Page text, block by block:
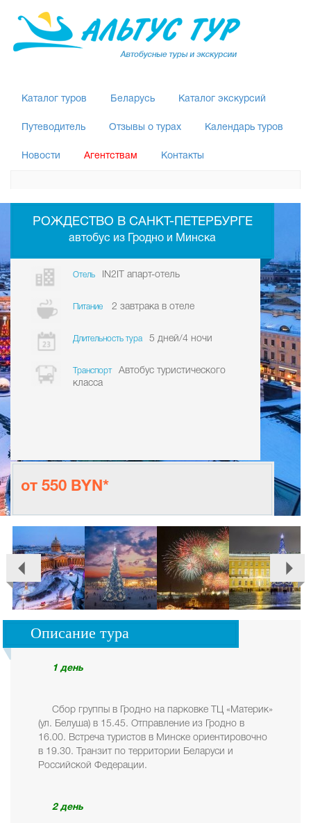
Каталог туров Беларусь Каталог экскурсий
Путеводитель Отзывы о турах Календарь туров
Новости Агентствам Контакты
РОЖДЕСТВО В САНКТ-ПЕТЕРБУРГЕ
автобус из Гродно и Минска
Отель IN2IT апарт-отель
Питание 2 завтрака в отеле
Длительность тура 5 дней/4 ночи
Транспорт
Автобус туристического
класса
от 550 BYN*
Описание тура
1 день
Сбор группы в Гродно на парковке ТЦ «Материк»
(ул. Белуша) в 15.45. Отправление из Гродно в
16.00. Встреча туристов в Минске ориентировочно
в 19.30. Транзит по территории Беларуси и
Российской Федерации.
2 день